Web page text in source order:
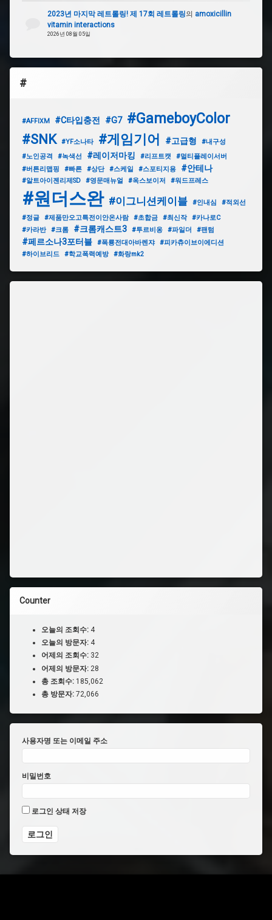
2023년 마지막 레트롤링! 제 17회 레트롤링의 amoxicillin
vitamin interactions
2026년 08월 05일
#
#AFFIXM #C타입충전 #G7 #GameboyColor
#SNK #YF소나타 #게임기어 #고급형
#내구성
#노인공격
#녹색선 #레이저마킹 #리프트캣
#멀티플레이서버
#버튼리맵핑
#빠른 #상단 #스케일 #스포티지용 #안테나
#알트아이젠리제SD #영문매뉴얼 #옥스보이저 #워드프레스
#원더스완 #이그니션케이블 #인내심
#적외선
#정글
#제품만오고특전이안온사람 #초합금 #최신작
#카나로C
#카라반
#크롬 #크롬캐스트3 #투르비옹 #파일더 #팬텀
#페르소나3포터블 #폭룡전대아바렌쟈
#피카츄이브이에디션
#하이브리드
#학교폭력예방 #화랑mk2
Counter
오늘의 조회수: 4
오늘의 방문자: 4
어제의 조회수: 32
어제의 방문자: 28
총 조회수: 185,062
총 방문자: 72,066
사용자명 또는 이메일 주소
비밀번호
로그인 상태 저장